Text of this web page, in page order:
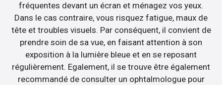
fréquentes devant un écran et ménagez vos yeux.
Dans le cas contraire, vous risquez fatigue, maux de
tête et troubles visuels. Par conséquent, il convient de
prendre soin de sa vue, en faisant attention à son
exposition à la lumière bleue et en se reposant
régulièrement. Egalement, il se trouve être également
recommandé de consulter un ophtalmologue pour